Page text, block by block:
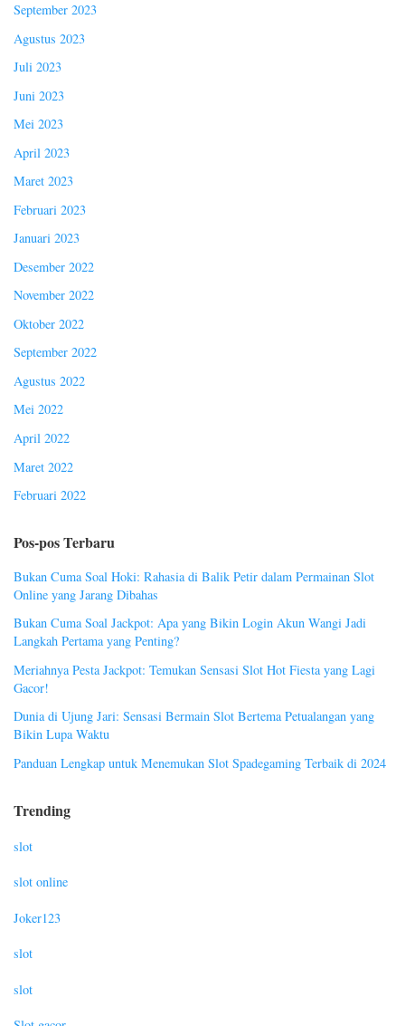
September 2023
Agustus 2023
Juli 2023
Juni 2023
Mei 2023
April 2023
Maret 2023
Februari 2023
Januari 2023
Desember 2022
November 2022
Oktober 2022
September 2022
Agustus 2022
Mei 2022
April 2022
Maret 2022
Februari 2022
Pos-pos Terbaru
Bukan Cuma Soal Hoki: Rahasia di Balik Petir dalam Permainan Slot
Online yang Jarang Dibahas
Bukan Cuma Soal Jackpot: Apa yang Bikin Login Akun Wangi Jadi
Langkah Pertama yang Penting?
Meriahnya Pesta Jackpot: Temukan Sensasi Slot Hot Fiesta yang Lagi
Gacor!
Dunia di Ujung Jari: Sensasi Bermain Slot Bertema Petualangan yang
Bikin Lupa Waktu
Panduan Lengkap untuk Menemukan Slot Spadegaming Terbaik di 2024
Trending
slot
slot online
Joker123
slot
slot